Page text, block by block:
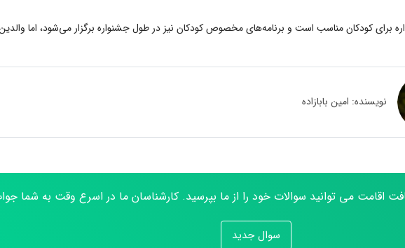
برای کودکان مناسب است و برنامه‌های مخصوص کودکان نیز در طول جشنواره برگزار می‌شود، اما والدین
نویسنده: امین بابازاده
اقامت می توانید سوالات خود را از ما بپرسید. کارشناسان ما در اسرع وقت به شما
سوال جدید